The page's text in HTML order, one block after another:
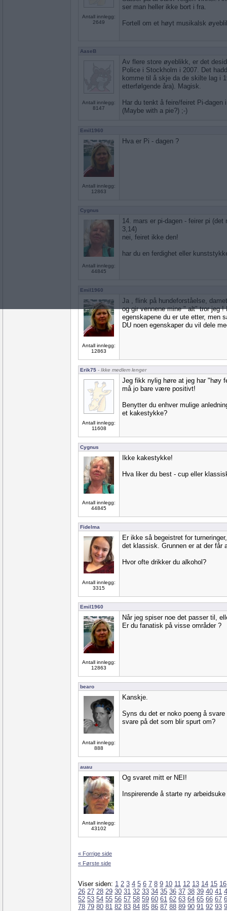
Antall innlegg:
2649
ser man heller ikke bort i fra.
Fortell om et høyt musikalsk
AaseB
Antall innlegg:
8147
Av flere store øyeblikk, er det
Police i Stockholm i 2007. Det
komme til å skje da de skilte lag i
etterfølgende åra). Magisk.
Har du tenkt å feire/feiret Pi-dagen
(Maybe with a pie?) ;-)
Emil1960
Antall innlegg:
12863
Hva er Pi - dagen ?
Cygnus
Antall innlegg:
44845
14. mars er pi-dagen - feirer pi
3,14)
nei, feiret ikke den!
har du en ferdighet eller
Emil1960
Antall innlegg:
12863
Ja , flink på hundeforståelse,
og gir vennene mine " alt" tror jeg
egenskapene du er ute etter, men
DU noen egenskaper du vil dele
Erik75 - Ikke medlem lenger
Antall innlegg:
11608
Jeg fikk nylig høre at jeg har "høy
må jo bare være positivt!
Benytter du enhver mulige
et kakestykke?
Cygnus
Antall innlegg:
44845
Ikke kakestykke!
Hva liker du best - cup eller
Fidelma
Antall innlegg:
3315
Er ikke så begeistret for
det klassisk. Grunnen er at der får
Hvor ofte drikker du alkohol?
Emil1960
Antall innlegg:
12863
Når jeg spiser noe det passer til,
Er du fanatisk på visse områder ?
bearo
Antall innlegg:
888
Kanskje.
Syns du det er noko poeng å
svare på det som blir spurt om?
auau
Antall innlegg:
43102
Og svaret mitt er NEI!
Inspirerende å starte ny
« Forrige side
« Første side
Viser siden: 1 2 3 4 5 6 7 8 9 10 11 12 13 14 15 16
26 27 28 29 30 31 32 33 34 35 36 37 38 39 40 41
52 53 54 55 56 57 58 59 60 61 62 63 64 65 66 67
78 79 80 81 82 83 84 85 86 87 88 89 90 91 92 93